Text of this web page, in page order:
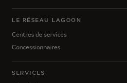
LE RÉSEAU LAGOON
Centres de services
Concessionnaires
SERVICES